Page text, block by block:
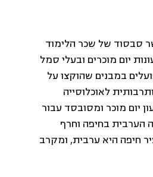
סבסוד של שכר הלימוד
הוא מבנה קבוע שבו המעון מנוהל.  בעיר חיפה קיימים כיום 34 מעונות יום מוכרים ובעלי סמל
במבנים שהוקצו על
לאוכלוסייה
יום מוכר ומסובסד עבור
הערבית בחיפה וחרף
זה: למעלה מ-11.5% מאוכלוסיית העיר חיפה היא ערבית, ומקרב